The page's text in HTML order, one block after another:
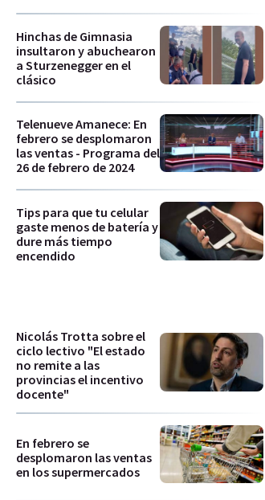
Hinchas de Gimnasia
insultaron y abuchearon
a Sturzenegger en el
clásico
Telenueve Amanece: En
febrero se desplomaron
las ventas - Programa del
26 de febrero de 2024
Tips para que tu celular
gaste menos de batería y
dure más tiempo
encendido
Nicolás Trotta sobre el
ciclo lectivo "El estado
no remite a las
provincias el incentivo
docente"
En febrero se
desplomaron las ventas
en los supermercados